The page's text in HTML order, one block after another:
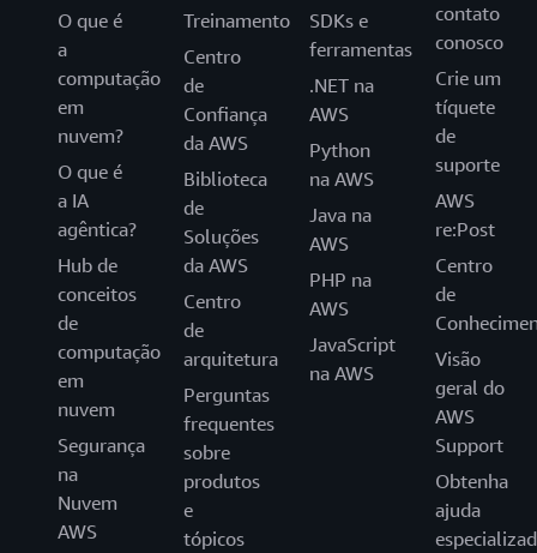
O que é
a
computação
em
nuvem?
O que é
a IA
agêntica?
Hub de
conceitos
de
computação
em
nuvem
Segurança
na
Nuvem
AWS
Treinamento
Centro
de
Confiança
da AWS
Biblioteca
de
Soluções
da AWS
Centro
de
arquitetura
Perguntas
frequentes
sobre
produtos
e
tópicos
SDKs e
ferramentas
.NET na
AWS
Python
na AWS
Java na
AWS
PHP na
AWS
JavaScript
na AWS
contato
conosco
Crie um
tíquete
de
suporte
AWS
re:Post
Centro
de
Visão
geral do
AWS
Support
Obtenha
ajuda